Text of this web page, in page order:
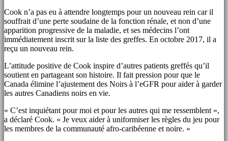
Cook n’a pas eu à attendre longtemps pour un nouveau rein car il
souffrait d’une perte soudaine de la fonction rénale, et non d’une
apparition progressive de la maladie, et ses médecins l’ont
immédiatement inscrit sur la liste des greffes. En octobre 2017, il a
reçu un nouveau rein.
L’attitude positive de Cook inspire d’autres patients greffés qu’il
soutient en partageant son histoire. Il fait pression pour que le
Canada élimine l’ajustement des Noirs à l’eGFR pour aider à garder
les autres Canadiens noirs en vie.
« C’est inquiétant pour moi et pour les autres qui me ressemblent »,
a déclaré Cook. « Je veux aider à uniformiser les règles du jeu pour
les membres de la communauté afro-caribéenne et noire. »